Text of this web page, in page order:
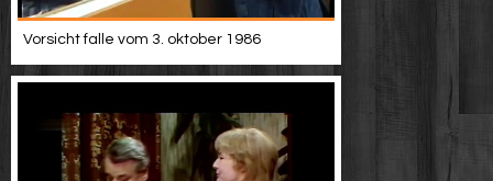
Vorsicht falle vom 3. oktober 1986